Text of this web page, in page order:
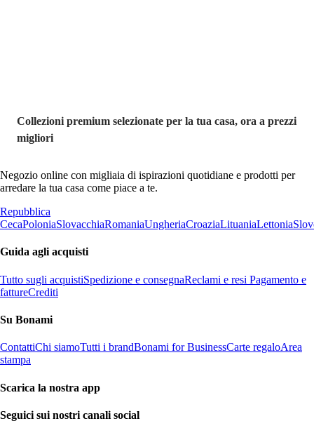
Collezioni premium selezionate per la tua casa, ora a prezzi
migliori
Negozio online con migliaia di ispirazioni quotidiane e prodotti per
arredare la tua casa come piace a te.
Repubblica
CecaPoloniaSlovacchiaRomaniaUngheriaCroaziaLituaniaLettonia
Guida agli acquisti
Tutto sugli acquistiSpedizione e consegnaReclami e resi Pagamento e
fattureCrediti
Su Bonami
ContattiChi siamoTutti i brandBonami for BusinessCarte regaloArea
stampa
Scarica la nostra app
Seguici sui nostri canali social